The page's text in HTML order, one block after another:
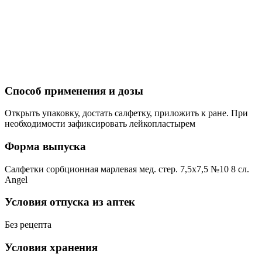
Способ применения и дозы
Открыть упаковку, достать салфетку, приложить к ране. При
необходимости зафиксировать лейкопластырем
Форма выпуска
Салфетки сорбционная марлевая мед. стер. 7,5х7,5 №10 8 сл.
Angel
Условия отпуска из аптек
Без рецепта
Условия хранения